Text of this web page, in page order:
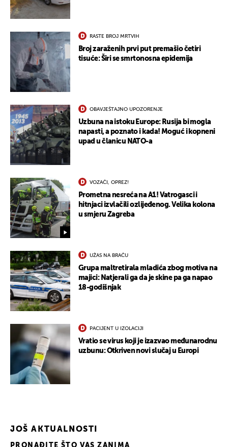
RASTE BROJ MRTVIH
Broj zaraženih prvi put premašio četiri
tisuće: Širi se smrtonosna epidemija
OBAVJEŠTAJNO UPOZORENJE
Uzbuna na istoku Europe: Rusija bi mogla
napasti, a poznato i kada! Moguć i kopneni
upad u članicu NATO-a
VOZAČI, OPREZ!
Prometna nesreća na A1! Vatrogasci i
hitnjaci izvlačili ozlijeđenog. Velika kolona
u smjeru Zagreba
UŽAS NA BRAČU
Grupa maltretirala mladića zbog motiva na
majici: Natjerali ga da je skine pa ga napao
18-godišnjak
PACIJENT U IZOLACIJI
Vratio se virus koji je izazvao međunarodnu
uzbunu: Otkriven novi slučaj u Europi
JOŠ AKTUALNOSTI
PRONAĐITE ŠTO VAS ZANIMA